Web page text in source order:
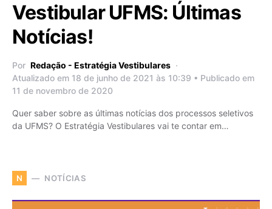
Vestibular UFMS: Últimas
Notícias!
Por Redação - Estratégia Vestibulares
Atualizado em 18 de junho de 2021 às 10:39 • Publicado em
11 de novembro de 2020
Quer saber sobre as últimas notícias dos processos seletivos
da UFMS? O Estratégia Vestibulares vai te contar em…
N NOTÍCIAS